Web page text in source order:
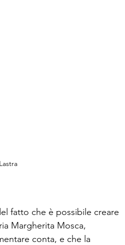
fatto che è possibile creare
Margherita Mosca,
conta, e che la